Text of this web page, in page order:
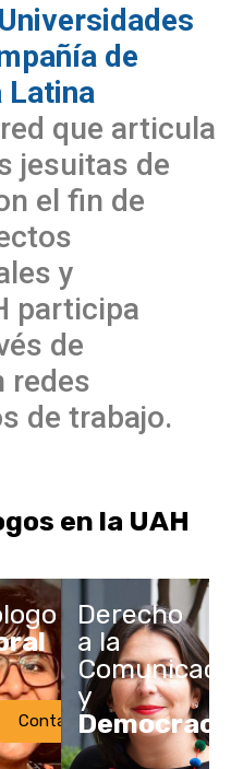
de
Latina
que articula
jesuitas de
el fin de
y
participa
de
redes
de trabajo.
en la UAH
Contactar
Derecho
a la
y